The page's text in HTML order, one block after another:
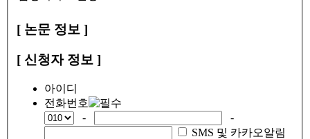
[ 논문 정보 ]
[ 신청자 정보 ]
아이디
전화번호
-
-
SMS 및 카카오알림